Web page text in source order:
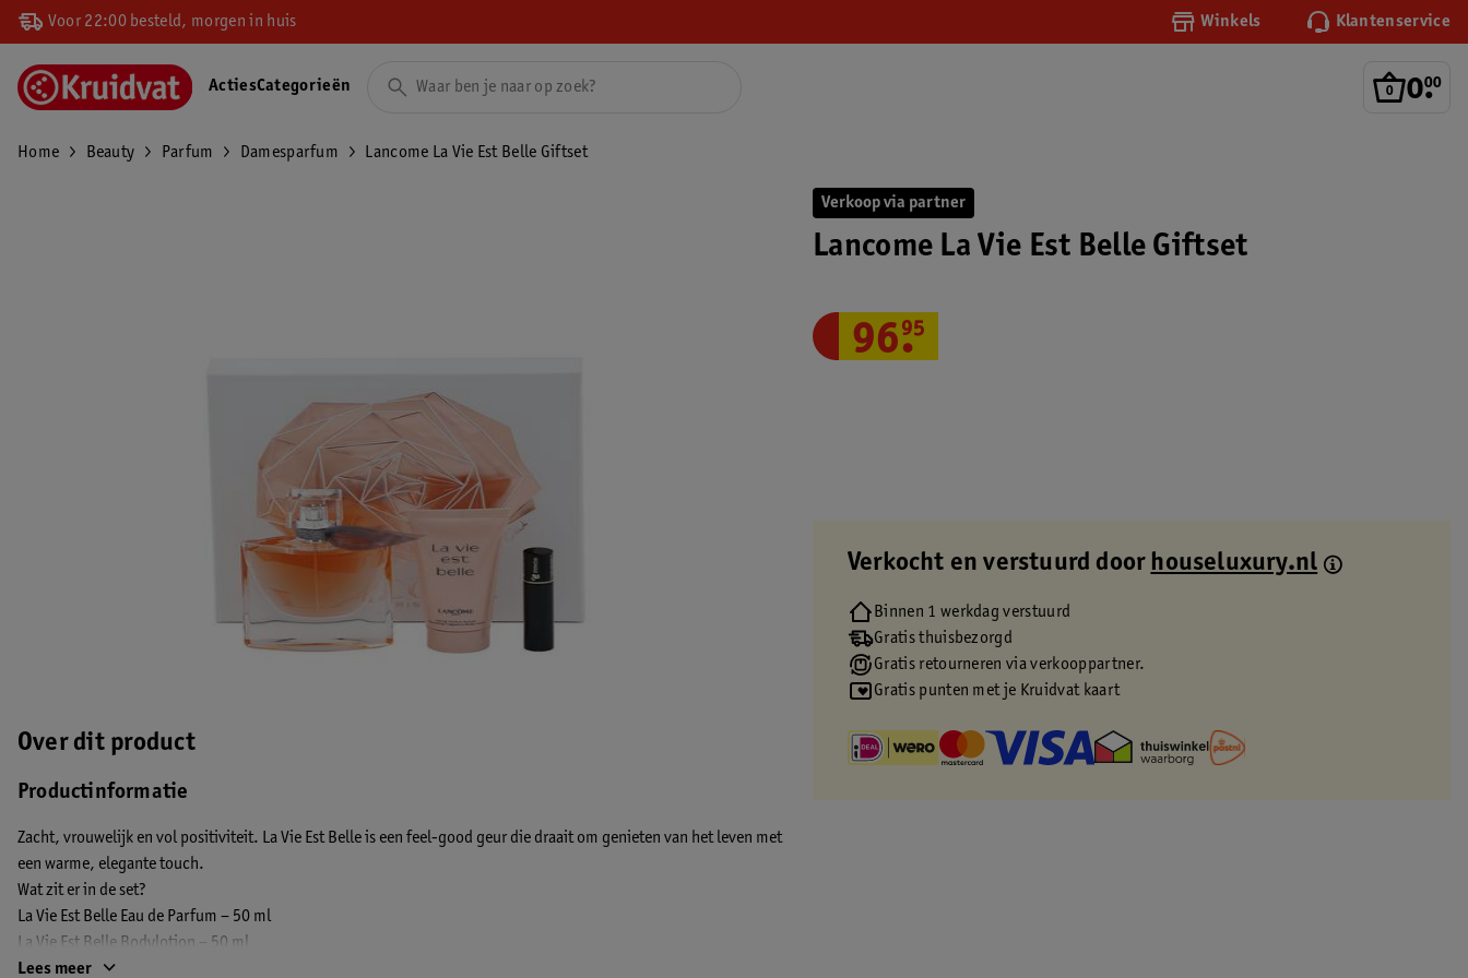
Voor 22:00 besteld, morgen in huis Winkels Klantenservice
0.
00
ActiesCategorieën
Home Beauty Parfum Damesparfum Lancome La Vie Est Belle Giftset
Over dit product
Productinformatie
Zacht, vrouwelijk en vol positiviteit. La Vie Est Belle is een feel-good geur die draait om genieten van het leven met
een warme, elegante touch.
Wat zit er in de set?
La Vie Est Belle Eau de Parfum – 50 ml
La Vie Est Belle Bodylotion – 50 ml
Hypnôse Mascara 01 Noir Hypnôtic
Lees meer
Verkoop via partner
Lancome La Vie Est Belle Giftset
96.
95
Verkocht en verstuurd door houseluxury.nl
Binnen 1 werkdag verstuurd
Gratis thuisbezorgd
Gratis retourneren via verkooppartner.
Gratis punten met je Kruidvat kaart